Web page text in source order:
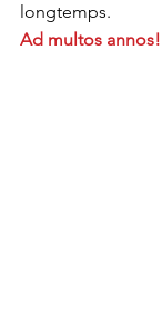
longtemps.
Ad multos annos!